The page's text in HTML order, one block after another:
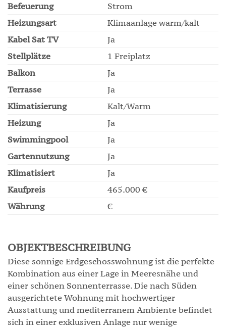
Befeuerung
Strom
Heizungsart
Klimaanlage warm/kalt
Kabel Sat TV
Ja
Stellplätze
1 Freiplatz
Balkon
Ja
Terrasse
Ja
Klimatisierung
Kalt/Warm
Heizung
Ja
Swimmingpool
Ja
Gartennutzung
Ja
Klimatisiert
Ja
Kaufpreis
465.000 €
Währung
€
OBJEKTBESCHREIBUNG
Diese sonnige Erdgeschosswohnung ist die perfekte
Kombination aus einer Lage in Meeresnähe und
einer schönen Sonnenterrasse. Die nach Süden
ausgerichtete Wohnung mit hochwertiger
Ausstattung und mediterranem Ambiente befindet
sich in einer exklusiven Anlage nur wenige